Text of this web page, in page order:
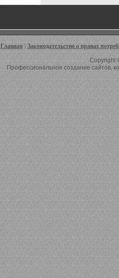
Главная Законодательство о правах
Copyright
Профессиональное создание сайтов,